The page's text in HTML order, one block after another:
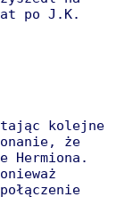
po J.K.
kolejne
że
Hermiona.